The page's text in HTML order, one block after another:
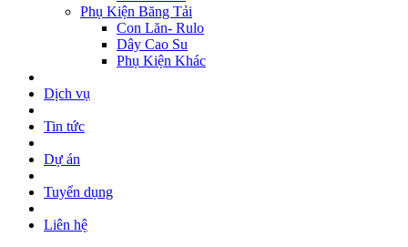
Phụ Kiện Băng Tải
Con Lăn- Rulo
Dây Cao Su
Phụ Kiện Khác
Dịch vụ
Tin tức
Dự án
Tuyển dụng
Liên hệ